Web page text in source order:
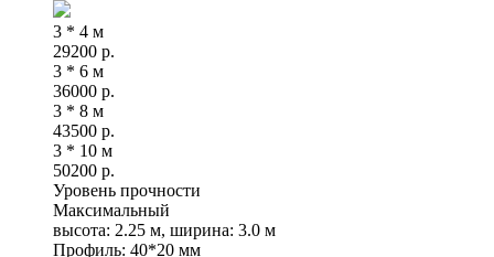
3 * 4 м
29200 р.
3 * 6 м
36000 р.
3 * 8 м
43500 р.
3 * 10 м
50200 р.
Уровень прочности
Максимальный
высота: 2.25 м, ширина: 3.0 м
Профиль: 40*20 мм